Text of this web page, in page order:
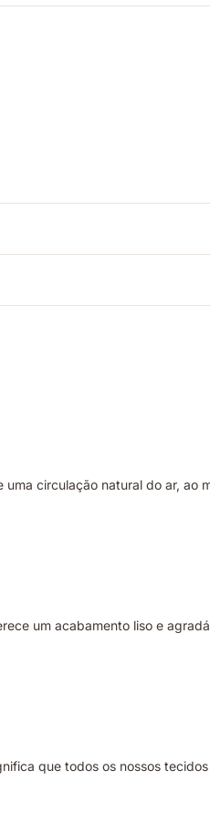
circulação natural do ar,
um acabamento liso e
que todos os nossos